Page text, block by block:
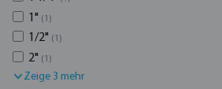
1" (1)
1/2" (1)
2" (1)
Zeige 3 mehr